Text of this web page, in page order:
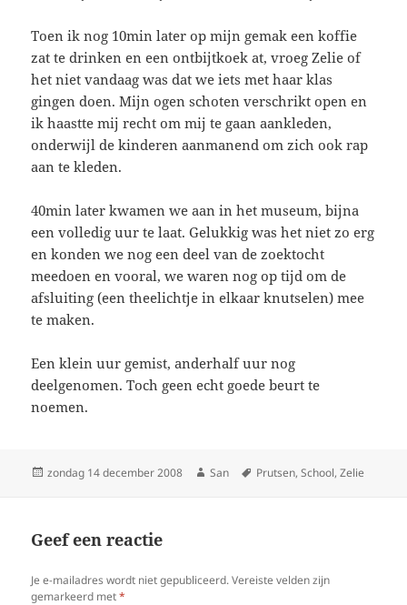
Toen ik nog 10min later op mijn gemak een koffie
zat te drinken en een ontbijtkoek at, vroeg Zelie of
het niet vandaag was dat we iets met haar klas
gingen doen. Mijn ogen schoten verschrikt open en
ik haastte mij recht om mij te gaan aankleden,
onderwijl de kinderen aanmanend om zich ook rap
aan te kleden.
40min later kwamen we aan in het museum, bijna
een volledig uur te laat. Gelukkig was het niet zo erg
en konden we nog een deel van de zoektocht
meedoen en vooral, we waren nog op tijd om de
afsluiting (een theelichtje in elkaar knutselen) mee
te maken.
Een klein uur gemist, anderhalf uur nog
deelgenomen. Toch geen echt goede beurt te
noemen.
Geplaatst
zondag 14 december 2008 Auteur
San Tags
Prutsen,School,Zelie
Geef een reactie
Je e-mailadres wordt niet gepubliceerd. Vereiste velden zijn
gemarkeerd met*